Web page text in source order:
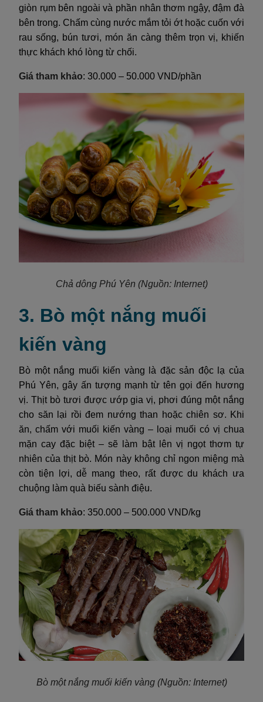
giòn rụm bên ngoài và phần nhân thơm ngậy, đậm đà
bên trong. Chấm cùng nước mắm tỏi ớt hoặc cuốn với
rau sống, bún tươi, món ăn càng thêm trọn vị, khiến
thực khách khó lòng từ chối.
Giá tham khảo: 30.000 – 50.000 VND/phần
Chả dông Phú Yên (Nguồn: Internet)
3. Bò một nắng muối
kiến vàng
Bò một nắng muối kiến vàng là đặc sản độc lạ của
Phú Yên, gây ấn tượng mạnh từ tên gọi đến hương
vị. Thịt bò tươi được ướp gia vị, phơi đúng một nắng
cho săn lại rồi đem nướng than hoặc chiên sơ. Khi
ăn, chấm với muối kiến vàng – loại muối có vị chua
mặn cay đặc biệt – sẽ làm bật lên vị ngọt thơm tự
nhiên của thịt bò. Món này không chỉ ngon miệng mà
còn tiện lợi, dễ mang theo, rất được du khách ưa
chuộng làm quà biếu sành điệu.
Giá tham khảo: 350.000 – 500.000 VND/kg
Bò một nắng muối kiến vàng(Nguồn: Internet)